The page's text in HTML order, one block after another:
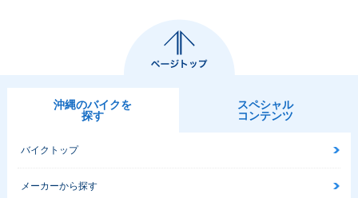
沖縄のバイクを
探す
スペシャル
コンテンツ
バイクトップ
メーカーから探す